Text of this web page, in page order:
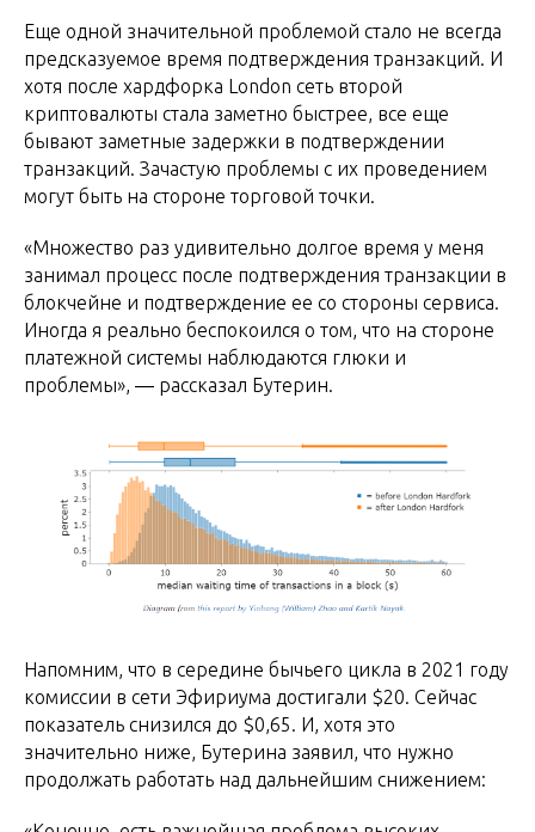
Еще одной значительной проблемой стало не всегда
предсказуемое время подтверждения транзакций. И
хотя после хардфорка London сеть второй
криптовалюты стала заметно быстрее, все еще
бывают заметные задержки в подтверждении
транзакций. Зачастую проблемы с их проведением
могут быть на стороне торговой точки.
«Множество раз удивительно долгое время у меня
занимал процесс после подтверждения транзакции в
блокчейне и подтверждение ее со стороны сервиса.
Иногда я реально беспокоился о том, что на стороне
платежной системы наблюдаются глюки и
проблемы», ― рассказал Бутерин.
Напомним, что в середине бычьего цикла в 2021 году
комиссии в сети Эфириума достигали $20. Сейчас
показатель снизился до $0,65. И, хотя это
значительно ниже, Бутерина заявил, что нужно
продолжать работать над дальнейшим снижением: